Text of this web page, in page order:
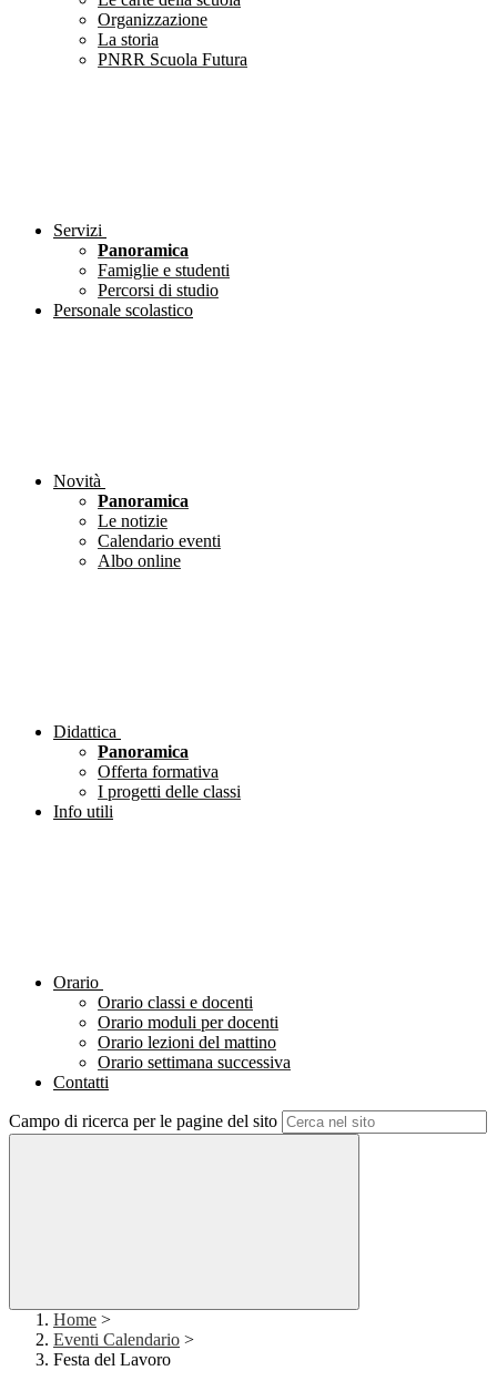
Organizzazione
La storia
PNRR Scuola Futura
Servizi
Panoramica
Famiglie e studenti
Percorsi di studio
Personale scolastico
Novità
Panoramica
Le notizie
Calendario eventi
Albo online
Didattica
Panoramica
Offerta formativa
I progetti delle classi
Info utili
Orario
Orario classi e docenti
Orario moduli per docenti
Orario lezioni del mattino
Orario settimana successiva
Contatti
Campo di ricerca per le pagine del sito
Home >
Eventi Calendario >
Festa del Lavoro